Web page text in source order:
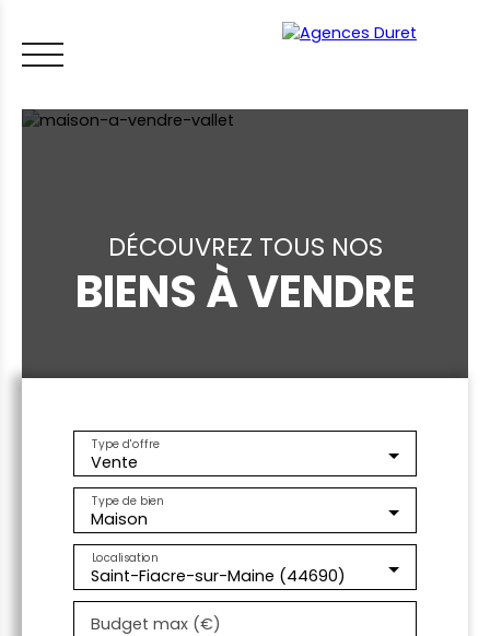
ACHETER VENDRE LOUER FAIRE GÉRER
LES CONSEILS IMMO ESTIMER MON BIEN
DÉCOUVREZ TOUS NOS
BIENS À VENDRE
Vente
Type d'offre
Maison
Type de bien
Saint-Fiacre-sur-Maine (44690)
Localisation
Budget max (€)